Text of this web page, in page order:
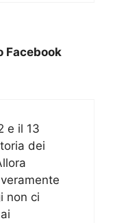
Facebook
e il 13
dei
non ci